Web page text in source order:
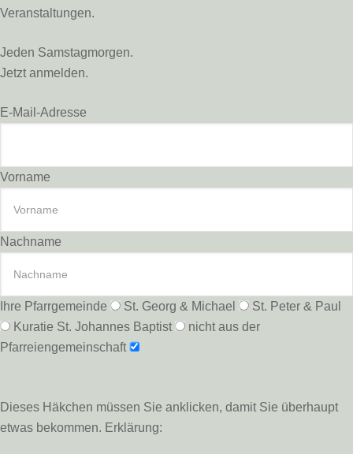
Veranstaltungen.
Jeden Samstagmorgen.
Jetzt anmelden.
E-Mail-Adresse
Vorname
Nachname
Ihre Pfarrgemeinde St. Georg & Michael
St. Peter & Paul
Kuratie St. Johannes Baptist
nicht aus der
Pfarreiengemeinschaft
Dieses Häkchen müssen Sie anklicken, damit Sie überhaupt
etwas bekommen. Erklärung: